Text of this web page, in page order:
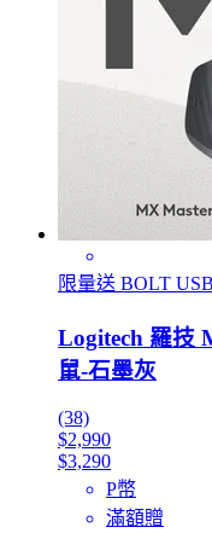
限量送 BOLT
Logitech 羅技
鼠-石墨灰
(38)
$2,990
$3,290
P幣
滿額贈